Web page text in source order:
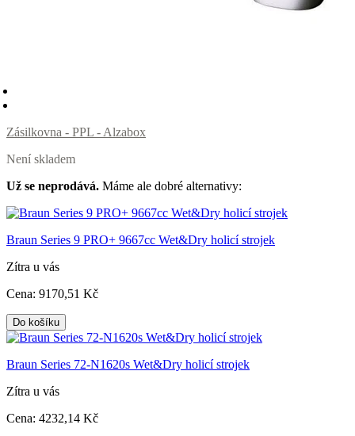
Zásilkovna - PPL - Alzabox
Není skladem
Už se neprodává. Máme ale dobré alternativy:
Braun Series 9 PRO+ 9667cc Wet&Dry holicí strojek
Zítra u vás
Cena: 9170,51 Kč
Do košíku
Braun Series 72-N1620s Wet&Dry holicí strojek
Zítra u vás
Cena: 4232,14 Kč